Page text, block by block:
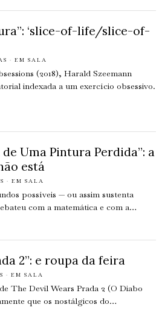
‘slice-of-life/slice-of-
· EM SALA
(2018), Harald Szeemann
indexada a um exercício obsessivo.
Uma Pintura Perdida”: a
está
· EM SALA
possíveis — ou assim sustenta
com a matemática e com a…
2”: e roupa da feira
· EM SALA
The Devil Wears Prada 2 (O Diabo
que os nostálgicos do…